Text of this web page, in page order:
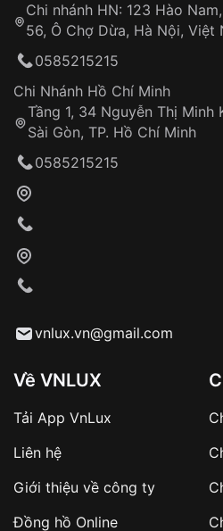
Từ khóa SEO:
Khách hàng kiểm tra
Từ khóa SEO:
sản phẩm đặc biệt
hàng
Số tiền còn lại thanh
Đảm bảo quyền lợi
Đồng hành cùng khách
trình sử dụng
Chi nhánh HN: 123 Hào
56, Ô Chợ Dừa, Hà Nội, Việt
0585215215
Chi Nhánh Hồ Chí Minh
Tầng 1, 34 Nguyễn Thị Minh
Sài Gòn, TP. Hồ Chí Minh
0585215215
vnlux.vn@gmail.com
Về VNLUX
Tải App VnLux
Liên hệ
Giới thiệu về công ty
Đồng hồ Online